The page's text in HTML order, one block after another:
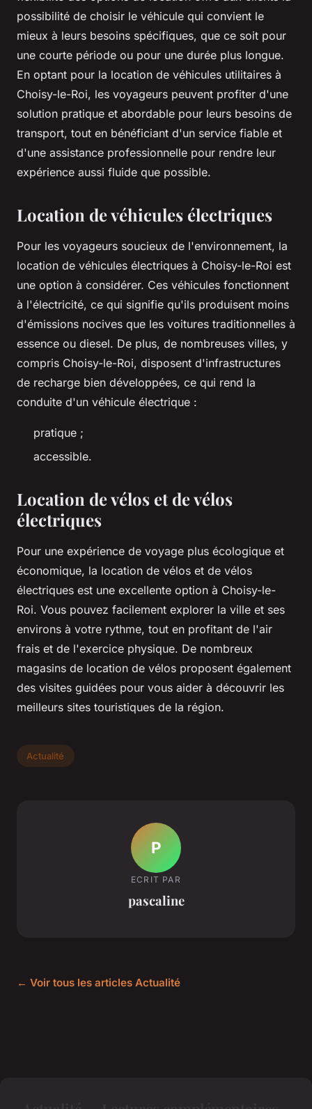
possibilité de choisir le véhicule qui convient le
mieux à leurs besoins spécifiques, que ce soit pour
une courte période ou pour une durée plus longue.
En optant pour la location de véhicules utilitaires à
Choisy-le-Roi, les voyageurs peuvent profiter d'une
solution pratique et abordable pour leurs besoins de
transport, tout en bénéficiant d'un service fiable et
d'une assistance professionnelle pour rendre leur
expérience aussi fluide que possible.
Location de véhicules électriques
Pour les voyageurs soucieux de l'environnement, la
location de véhicules électriques à Choisy-le-Roi est
une option à considérer. Ces véhicules fonctionnent
à l'électricité, ce qui signifie qu'ils produisent moins
d'émissions nocives que les voitures traditionnelles à
essence ou diesel. De plus, de nombreuses villes, y
compris Choisy-le-Roi, disposent d'infrastructures
de recharge bien développées, ce qui rend la
conduite d'un véhicule électrique :
pratique ;
accessible.
Location de vélos et de vélos
électriques
Pour une expérience de voyage plus écologique et
économique, la location de vélos et de vélos
électriques est une excellente option à Choisy-le-
Roi. Vous pouvez facilement explorer la ville et ses
environs à votre rythme, tout en profitant de l'air
frais et de l'exercice physique. De nombreux
magasins de location de vélos proposent également
des visites guidées pour vous aider à découvrir les
meilleurs sites touristiques de la région.
Actualité
P
ECRIT PAR
pascaline
← Voir tous les articles Actualité